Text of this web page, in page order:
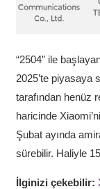
“2504” ile
2025’te piyasaya
tarafından henüz
haricinde
Şubat ayında
sürebilir. Haliyle
İlginizi çekebilir: